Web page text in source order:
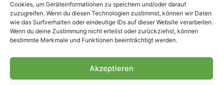
Cookies, um Geräteinformationen zu speichern und/oder darauf
zuzugreifen. Wenn du diesen Technologien zustimmst, können wir Daten
wie das Surfverhalten oder eindeutige IDs auf dieser Website verarbeiten.
Wenn du deine Zustimmung nicht erteilst oder zurückziehst, können
bestimmte Merkmale und Funktionen beeinträchtigt werden.
Akzeptieren
© 2007-2026 Fohlen-Hautnah.de
– Alle rechte vorbehalten.
Fohlen-Hautnah.de ist ein
offiziell eingetragenes Magazin